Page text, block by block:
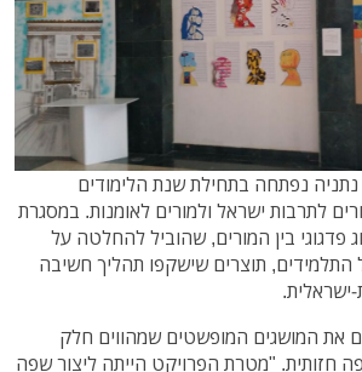
נפתחה בתחילת שנת הלימודים
לתרבות ישראל ולמורים לאומנות. במסגרת
פדגוגי בין המורים, שהוביל להחלטה על
התלמידים, תוצרים שישקפו תהליך חשיבה
ישראלית.
את המושגים המופשטים שמהווים חלק
חזותית. "מטרת הפרויקט הייתה ליצור שפה